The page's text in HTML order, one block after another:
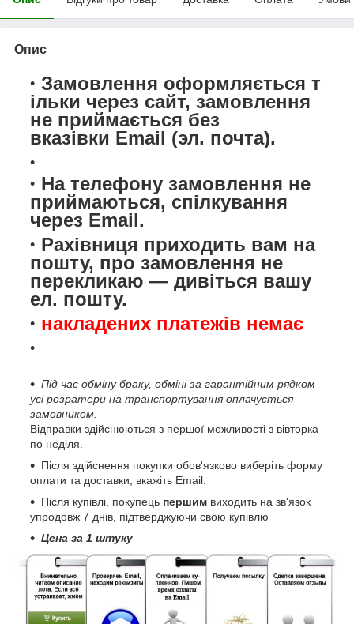
Опис
Замовлення оформляється т
ільки через сайт, замовлення
не приймається без
вказівки Email (эл. почта).
На телефону замовлення не
приймаються, спілкування
через Email.
Рахівниця приходить вам на
пошту, про замовлення не
перекликаю — дивіться вашу
ел. пошту.
накладених платежів немає
Під час обміну браку, обміні за гарантійним рядком
усі розратери на транспортування оплачується
замовником.
Відправки здійснюються з першої можливості з вівторка
по неділя.
Після здійснення покупки обов'язково виберіть форму
оплати та доставки, вкажіть Email.
Після купівлі, покупець першим виходить на зв'язок
упродовж 7 днів, підтверджуючи свою купівлю
Цена за 1 штуку